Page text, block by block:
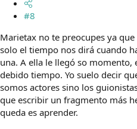
#8
Marietax no te preocupes ya
solo el tiempo nos dirá cuando
una. A ella le llegó so momento,
debido tiempo. Yo suelo decir
somos actores sino los
que escribir un fragmento más
queda es aprender.